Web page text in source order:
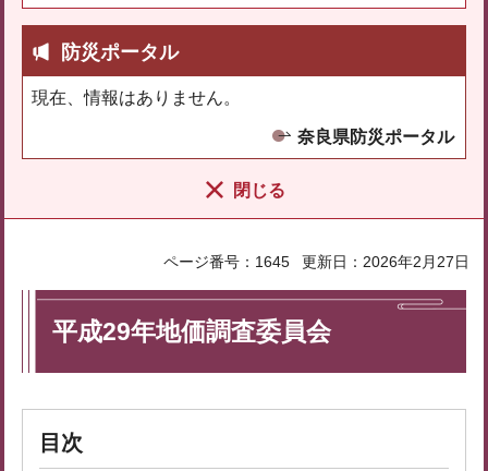
防災ポータル
現在、情報はありません。
奈良県防災ポータル
閉じる
ページ番号：1645 更新日：2026年2月27日
平成29年地価調査委員会
目次